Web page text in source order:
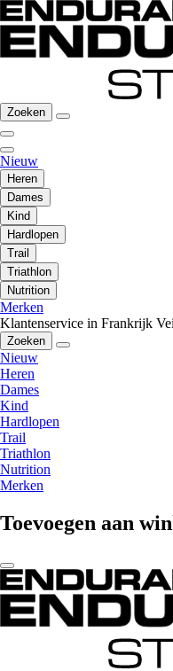
Zoeken
Nieuw
Heren
Dames
Kind
Hardlopen
Trail
Triathlon
Nutrition
Merken
Klantenservice in Frankrijk
Zoeken
Nieuw
Heren
Dames
Kind
Hardlopen
Trail
Triathlon
Nutrition
Merken
Toevoegen aan